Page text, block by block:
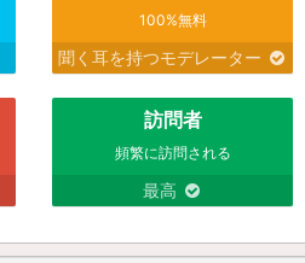
100%無料
聞く耳を持つモデレーター
訪問者
頻繁に訪問される
最高